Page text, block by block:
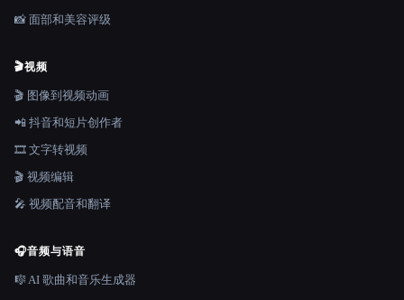
📸 面部和美容评级
🎬视频
🎬 图像到视频动画
📲 抖音和短片创作者
🎞️ 文字转视频
🎬 视频编辑
🎤 视频配音和翻译
🎧音频与语音
🎼 AI 歌曲和音乐生成器